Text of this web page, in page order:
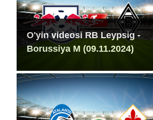
O'yin videosi RB Leypsig -
Borussiya M (09.11.2024)